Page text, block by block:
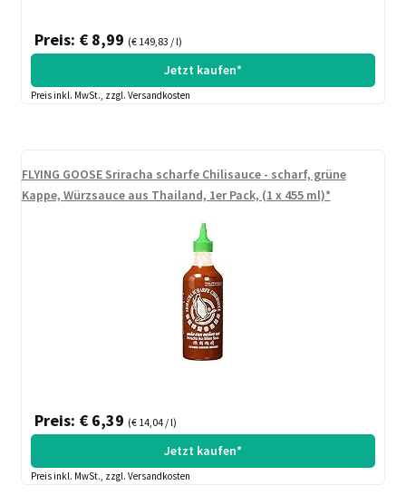
Preis: € 8,99 (€ 149,83 / l)
Jetzt kaufen*
Preis inkl. MwSt., zzgl. Versandkosten
FLYING GOOSE Sriracha scharfe Chilisauce - scharf, grüne
Kappe, Würzsauce aus Thailand, 1er Pack, (1 x 455 ml)*
Preis: € 6,39 (€ 14,04 / l)
Jetzt kaufen*
Preis inkl. MwSt., zzgl. Versandkosten